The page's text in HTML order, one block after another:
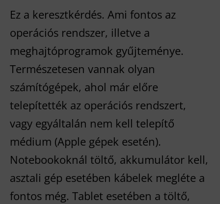
Ez a keresztkérdés. Ami fontos az
operációs rendszer, illetve a
meghajtóprogramok gyűjteménye.
Természetesen vannak olyan
számítógépek, ahol már előre
telepítették az operációs rendszert,
vagy egyáltalán nem kell telepítő
médium (Apple gépek esetén).
Notebookoknál töltő, akkumulátor kell,
asztali gép esetében kábelek megléte a
fontos még. Tablet esetében a töltő,